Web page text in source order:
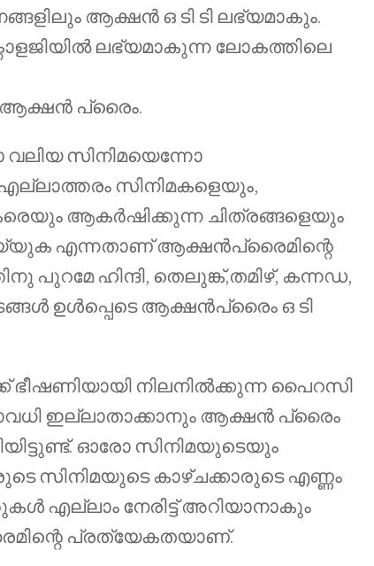
ആക്ഷൻ ഒ ടി ടി ലഭ്യമാകും.
ലഭ്യമാകുന്ന ലോകത്തിലെ
ആക്ഷൻ പ്രൈം.
വലിയ സിനിമയെന്നോ
സിനിമകളെയും,
ആകർഷിക്കുന്ന ചിത്രങ്ങളെയും
എന്നതാണ് ആക്ഷൻപ്രൈമിന്റെ
പുറമേ ഹിന്ദി, തെലുങ്ക്,തമിഴ്, കന്നഡ,
ഉൾപ്പെടെ ആക്ഷൻപ്രൈം ഒ ടി
ഭീഷണിയായി നിലനിൽക്കുന്ന പൈറസി
ഇല്ലാതാക്കാനും ആക്ഷൻ പ്രൈം
ഓരോ സിനിമയുടെയും
സിനിമയുടെ കാഴ്ചക്കാരുടെ എണ്ണം
എല്ലാം നേരിട്ട് അറിയാനാകും
പ്രത്യേകതയാണ്.